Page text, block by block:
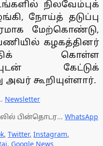
நிலவேம்புக்
நோய்த் தடுப்பு
மேற்கொண்டு,
கழகத்தினர்
கொள்ள
கேட்டுக்
கூறியுள்ளார்.
Newsletter
பின்தொடர... WhatsApp
, Twitter, Instagram,
, Google News